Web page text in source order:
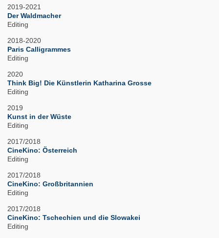
2019-2021
Der Waldmacher
Editing
2018-2020
Paris Calligrammes
Editing
2020
Think Big! Die Künstlerin Katharina Grosse
Editing
2019
Kunst in der Wüste
Editing
2017/2018
CineKino: Österreich
Editing
2017/2018
CineKino: Großbritannien
Editing
2017/2018
CineKino: Tschechien und die Slowakei
Editing